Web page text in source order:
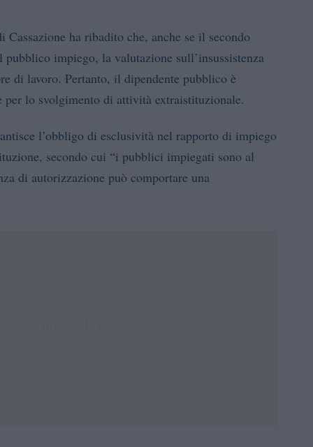
ha ribadito che, anche se il secondo
impiego, la valutazione sull’insussistenza
di lavoro. Pertanto, il dipendente pubblico è
per lo svolgimento di attività extraistituzionale.
l’obbligo di esclusività nel rapporto di impiego
secondo cui “i pubblici impiegati sono al
di autorizzazione può comportare una